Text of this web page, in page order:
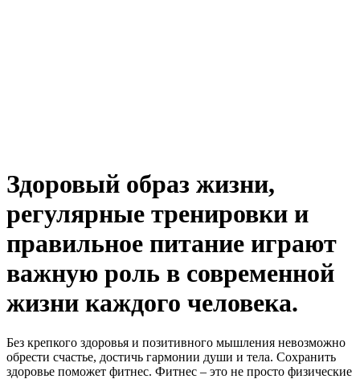
Здоровый образ жизни,
регулярные тренировки и
правильное питание играют
важную роль в современной
жизни каждого человека.
Без крепкого здоровья и позитивного мышления невозможно
обрести счастье, достичь гармонии души и тела. Сохранить
здоровье поможет фитнес. Фитнес – это не просто физические